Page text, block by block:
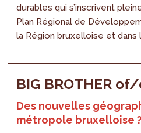
durables qui s’inscrivent
Plan Régional de
la Région bruxelloise et dans
BIG BROTHER of/
Des nouvelles
métropole bruxelloise ?